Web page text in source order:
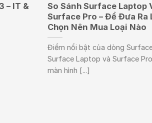
– IT &
So Sánh Surface Laptop
Surface Pro – Để Đưa Ra
Chọn Nên Mua Loại Nào
Điểm nổi bật của dòng
Surface Laptop và Surface
màn hình [...]